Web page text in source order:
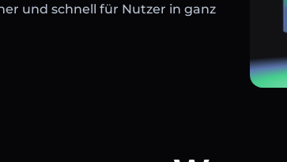
und schnell für Nutzer in ganz